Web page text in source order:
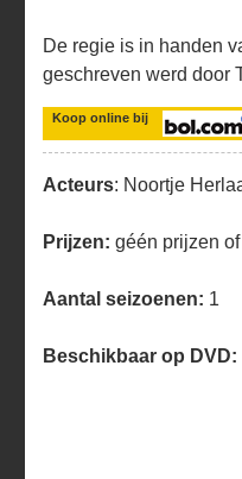
De regie is in handen
geschreven werd door
Koop online bij
Acteurs: Noortje
Prijzen: géén prijzen
Aantal seizoenen: 1
Beschikbaar op DVD: